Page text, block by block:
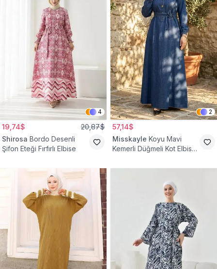
4
19,74$ 20,87$
Shirosa Bordo Desenli
Şifon Eteği Fırfırlı Elbise
2
57,14$
Misskayle Koyu Mavi
Kemerli Düğmeli Kot Elbise